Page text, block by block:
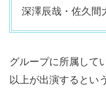
深澤辰哉・佐久間
グループに所属して
以上が出演するとい